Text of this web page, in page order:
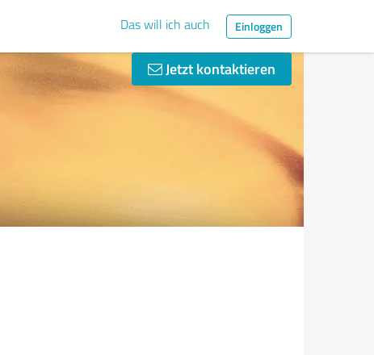
Das will ich auch Einloggen
Jetzt kontaktieren